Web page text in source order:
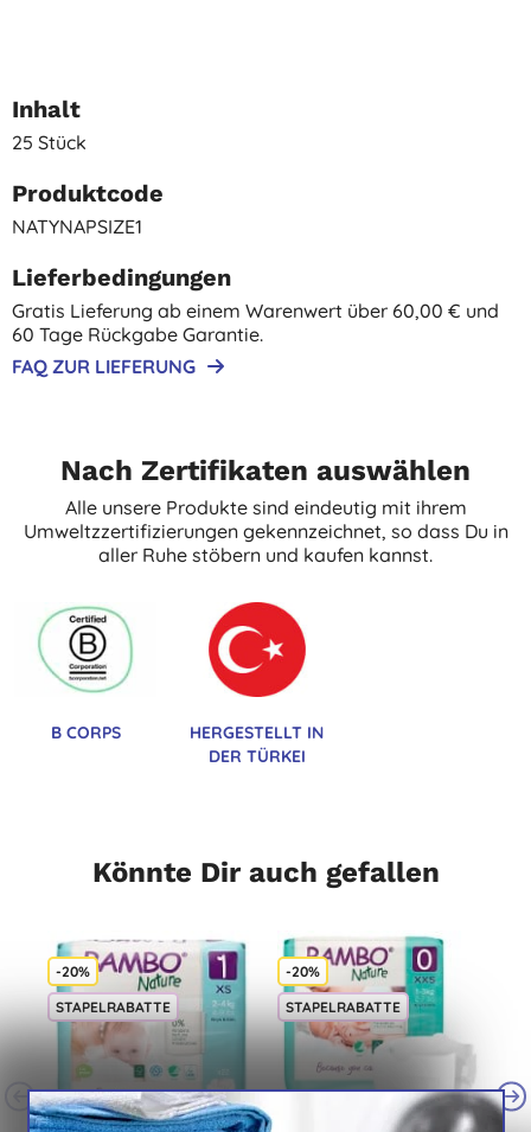
Inhalt
25 Stück
Produktcode
NATYNAPSIZE1
Lieferbedingungen
Gratis Lieferung ab einem Warenwert über 60,00 € und
60 Tage Rückgabe Garantie.
FAQ ZUR LIEFERUNG
Nach Zertifikaten auswählen
Alle unsere Produkte sind eindeutig mit ihrem
Umweltzzertifizierungen gekennzeichnet, so dass Du in
aller Ruhe stöbern und kaufen kannst.
B CORPS
HERGESTELLT IN
DER TÜRKEI
Könnte Dir auch gefallen
-20%
STAPELRABATTE
-20%
STAPELRABATTE